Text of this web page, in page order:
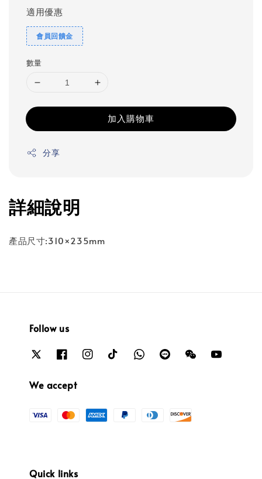
適用優惠
會員回饋金
數量
加入購物車
分享
詳細說明
產品尺寸:310×235mm
Follow us
We accept
Quick links